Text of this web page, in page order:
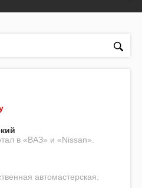
в «ВАЗ» и «Nissan».
автомастерская.